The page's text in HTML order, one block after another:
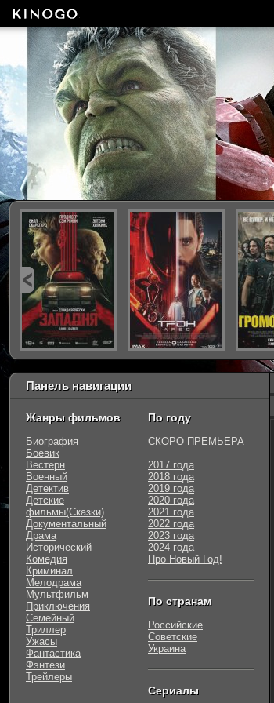
Панель навигации
Жанры фильмов
Биография
Боевик
Вестерн
Военный
Детектив
Детские
фильмы(Сказки)
Документальный
Драма
Исторический
Комедия
Криминал
Мелодрама
Мультфильм
Приключения
Семейный
Триллер
Ужасы
Фантастика
Фэнтези
Трейлеры
По году
СКОРО ПРЕМЬЕРА
2017 года
2018 года
2019 года
2020 года
2021 года
2022 года
2023 года
2024 года
Про Новый Год!
По странам
Российские
Советские
Украина
Сериалы